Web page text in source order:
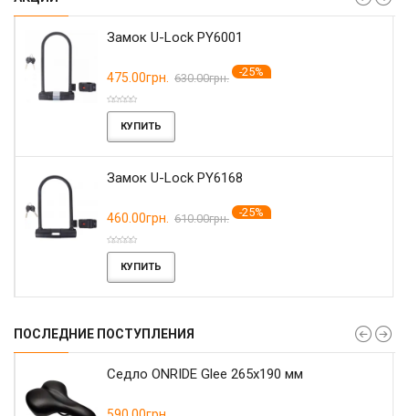
Замок U-Lock PY6001
475.00грн. 630.00грн. -25%
КУПИТЬ
Замок U-Lock PY6168
460.00грн. 610.00грн. -25%
КУПИТЬ
ПОСЛЕДНИЕ ПОСТУПЛЕНИЯ
Седло ONRIDE Glee 265x190 мм